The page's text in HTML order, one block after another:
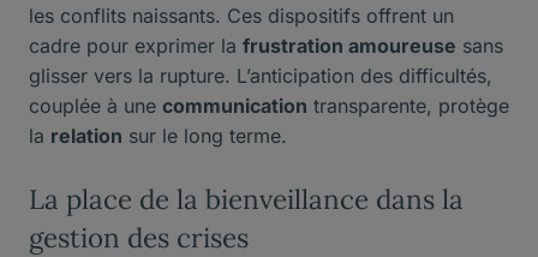
les conflits naissants. Ces dispositifs offrent un
cadre pour exprimer la frustration amoureuse sans
glisser vers la rupture. L’anticipation des difficultés,
couplée à une communication transparente, protège
la relation sur le long terme.
La place de la bienveillance dans la
gestion des crises